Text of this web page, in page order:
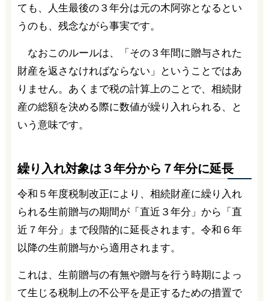
ても、人生最後の３年分は元の木阿弥となるとい
うのも、残念ながら事実です。
なおこのルールは、「その３年間に贈与された
財産を返さなければならない」ということではあ
りません。あくまで税の計算上のことで、相続財
産の総額を決める際に数値が繰り入れられる、と
いう意味です。
繰り入れ対象は３年分から７年分に延長
令和５年度税制改正により、相続財産に繰り入れ
られる生前贈与の期間が「直近３年分」から「直
近７年分」まで段階的に延長されます。令和６年
以降の生前贈与から適用されます。
これは、生前贈与の有無や贈与を行う時期によっ
て生じる税制上の不公平を是正するための措置で